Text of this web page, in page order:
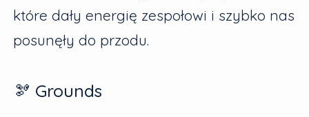
które dały energię zespołowi i szybko nas
posunęły do przodu.
🫘 Grounds